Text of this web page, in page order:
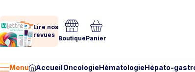
Lire nos
revues BoutiquePanier
Menu AccueilOncologieHématologieHépato-